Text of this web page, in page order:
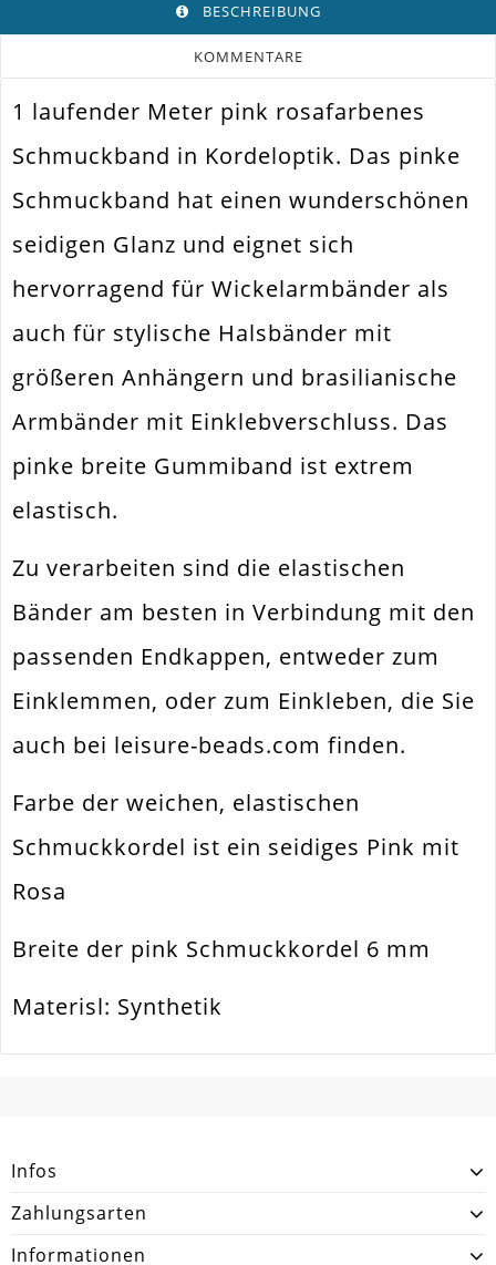
BESCHREIBUNG
KOMMENTARE
Farbe Pink Bis Fuchsia
Funktion Schmuckband
Durchmesser Außen 6mm
Material Synthetik
Ausführung Elastisch
Menge 1 Stück
Gesamtlänge [Meter] 1
1 laufender Meter pink rosafarbenes
Schmuckband in Kordeloptik. Das pinke
Schmuckband hat einen wunderschönen
seidigen Glanz und eignet sich
hervorragend für Wickelarmbänder als
auch für stylische Halsbänder mit
größeren Anhängern und brasilianische
Armbänder mit Einklebverschluss. Das
pinke breite Gummiband ist extrem
elastisch.
Zu verarbeiten sind die elastischen
Bänder am besten in Verbindung mit den
passenden Endkappen, entweder zum
Einklemmen, oder zum Einkleben, die Sie
auch bei leisure-beads.com finden.
Farbe der weichen, elastischen
Schmuckkordel ist ein seidiges Pink mit
Rosa
Breite der pink Schmuckkordel 6 mm
Materisl: Synthetik
Infos
Zahlungsarten
Informationen